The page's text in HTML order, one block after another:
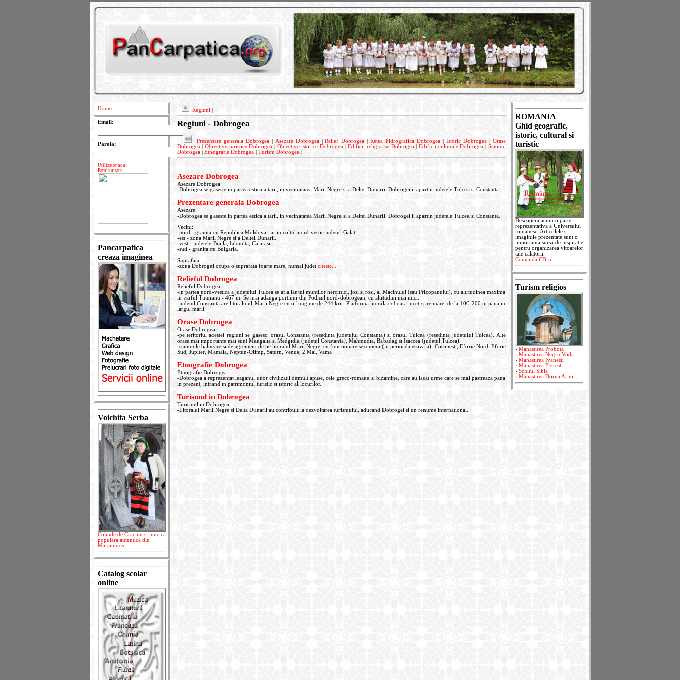
Home
Email:
Parola:
Utilizator nou
Parola uitata
Pancarpatica
creaza imaginea
Voichita Serba
Colinde de Craciun si muzica
populara autentica din
Maramures
Catalog scolar
online
Regiuni
Regiuni - Dobrogea
Prezentare generala Dobrogea| Asezare Dobrogea|Relief Dobrogea |Retea hidrografica Dobrogea Istoric Dobrogea| Orase
Dobrogea| Obiective turistice Dobrogea Obiective istorice Dobrogea|Edificii religioase Dobrogea| Edificii culturale Dobrogea
Statiuni
Dobrogea| Etnografie Dobrogea| Turism Dobrogea|
Asezare Dobrogea
Asezare Dobrogea:
-Dobrogea se gaseste in partea estica a tarii, in vecinatatea Marii Negre si a Deltei Dunarii. Dobrogei ii apartin judetele Tulcea si Constanta.
Prezentare generala Dobrogea
Asezare:
-Dobrogea se gaseste in partea estica a tarii, in vecinatatea Marii Negre si a Deltei Dunarii. Dobrogei ii apartin judetele Tulcea si Constanta.
Vecini:
-nord - granita cu Republica Moldova, iar in coltul nord-vestic judetul Galati.
-est - zona Marii Negre si a Deltei Dunarii.
-vest - judetele Braila, Ialomita, Calarasi.
-sud - granita cu Bulgaria.
Suprafata:
-zona Dobrogei ocupa o suprafata foarte mare, numai judetciteste...
Relieful Dobrogea
Relieful Dobrogea:
-in partea nord-vestica a judetului Tulcea se afla lantul muntilor hercinici, josi si rosi, ai Macinului (sau Pricopanului), cu altitudinea maxima
in varful Tutuianu - 467 m. Se mai adauga portiuni din Podisul nord-dobrogean, cu altitudini mai mici.
-judetul Constanta are litoralulul Marii Negre cu o lungime de 244 km. Platforma litorala coboara incet spre mare, de la 100-200 m pana in
largul marii.
Orase Dobrogea
Orase Dobrogea:
-pe teritoriul acestei regiuni se gasesc: orasul Constanta (resedinta judetului Constanta) si orasul Tulcea (resedinta judetului Tulcea). Alte
orase mai importante mai sunt Mangalia si Medgidia (judetul Constanta), Mahmudia, Babadag si Isaccea (judetul Tulcea).
-statiunile balneare si de agrement de pe litoralul Marii Negre, cu functionare sezoniera (in perioada estivala)- Costinesti, Eforie Nord, Eforie
Sud, Jupiter, Mamaia, Neptun-Olimp, Saturn, Venus, 2 Mai, Vama
Etnografie Dobrogea
Etnografie Dobrogea:
-Dobrogea a reprezentat leaganul unor civilizatii demult apuse, cele greco-romane si bizantine, care au lasat urme care se mai pastreaza pana
in prezent, intrand in patrimoniul turistic si istoric al locurilor.
Turismul in Dobrogea
Turismul in Dobrogea:
-Litoralul Marii Negre si Delta Dunarii au contribuit la dezvoltarea turismului, aducand Dobrogei si un renume international.
ROMANIA
Ghid geografic,
istoric, cultural si
turistic
Descopera acum o parte
reprezentativa a Universului
romanesc. Articolele si
imaginile prezentate sunt o
importanta sursa de inspiratie
pentru organizarea vitoarelor
tale calatorii.
Comanda CD-ul
Turism religios
› Manastirea Probota
› Manastirea Negru Voda
› Manastirea Ivanesti
› Manastirea Floresti
› Schitul Sihla
› Manastirea Dorna Arini